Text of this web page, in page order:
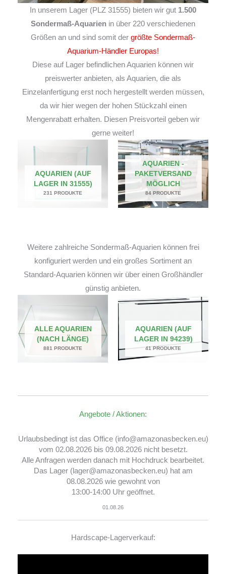
In unserem Lager (PLZ 31555) bieten wir gut 1.500
Sondermaß-Aquarien in über 220 verschiedenen
Größen an und sind somit der größte Sondermaß-
Aquarium-Händler Europas!
Diese auf Lager befindlichen Aquarien können wir
preiswerter anbieten, als Aquarien, die als
Einzelanfertigung erst noch hergestellt werden müssen,
da wir hier wegen der hohen Stückzahl einen
Mengenrabatt erhalten. Diesen Preisvorteil geben wir
gerne weiter!
AQUARIEN (AUF
LAGER IN 31555)
231 PRODUKTE
AQUARIEN -
PAKETVERSAND
MÖGLICH
84 PRODUKTE
Weitere zahlreiche Sondermaß-Aquarien können frei
konfiguriert werden und ein großes Sortiment an
Standard-Aquarien können wir über einen Großhändler
günstig anbieten.
ALLE AQUARIEN
(NACH LÄNGE)
881 PRODUKTE
AQUARIEN (AUF
LAGER IN 94239)
41 PRODUKTE
Angebote / Aktionen:
Urlaubsbedingt ist das Office (info@amazonasbecken.eu)
vom 02.08.2026 bis 09.08.2026 nicht besetzt.
Alle Anfragen werden danach mit Hochdruck bearbeitet.
Das Lager (lager@amazonasbecken.eu) hat am
08.08.2026 wie gewohnt von
13:00-14:00 Uhr geöffnet.
01.08.26
Hardscape-Lagerverkauf: